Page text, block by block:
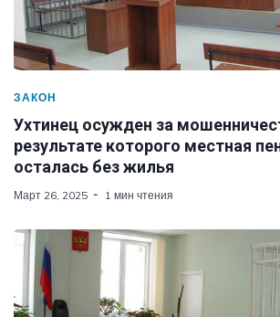
ЗАКОН
Ухтинец осужден за
результате которого местная
осталась без жилья
Март 26, 2025 1 мин чтения